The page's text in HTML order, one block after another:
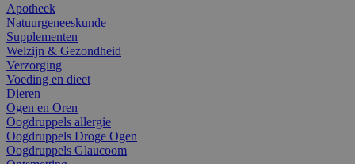
Apotheek
Natuurgeneeskunde
Supplementen
Welzijn & Gezondheid
Verzorging
Voeding en dieet
Dieren
Ogen en Oren
Oogdruppels allergie
Oogdruppels Droge Ogen
Oogdruppels Glaucoom